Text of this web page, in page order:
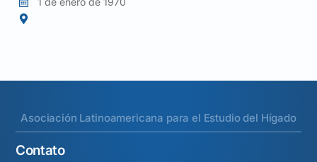
Asociación Latinoamericana para el Estudio del Hígado
Contato